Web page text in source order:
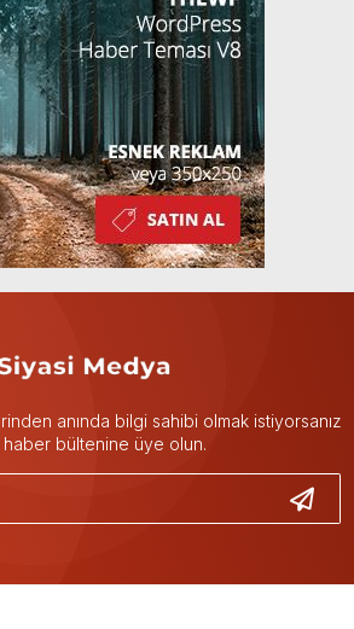
anında bilgi sahibi olmak istiyorsanız
bültenine üye olun.